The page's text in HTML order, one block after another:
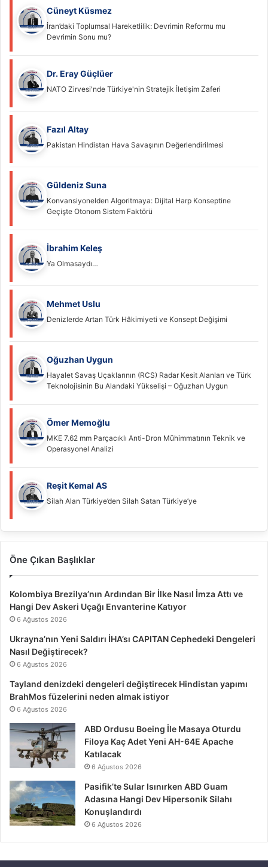
Cüneyt Küsmez
İran’daki Toplumsal Hareketlilik: Devrimin Reformu mu
Devrimin Sonu mu?
Dr. Eray Güçlüer
NATO Zirvesi'nde Türkiye'nin Stratejik İletişim Zaferi
Fazıl Altay
Pakistan Hindistan Hava Savaşının Değerlendirilmesi
Güldeniz Suna
Konvansiyonelden Algoritmaya: Dijital Harp Konseptine
Geçişte Otonom Sistem Faktörü
İbrahim Keleş
Ya Olmasaydı…
Mehmet Uslu
Denizlerde Artan Türk Hâkimiyeti ve Konsept Değişimi
Oğuzhan Uygun
Hayalet Savaş Uçaklarının (RCS) Radar Kesit Alanları ve Türk
Teknolojisinin Bu Alandaki Yükselişi – Oğuzhan Uygun
Ömer Memoğlu
MKE 7.62 mm Parçacıklı Anti-Dron Mühimmatının Teknik ve
Operasyonel Analizi
Reşit Kemal AS
Silah Alan Türkiye’den Silah Satan Türkiye’ye
Öne Çıkan Başlıklar
Kolombiya Brezilya’nın Ardından Bir İlke Nasıl İmza Attı ve
Hangi Dev Askeri Uçağı Envanterine Katıyor
6 Ağustos 2026
Ukrayna’nın Yeni Saldırı İHA’sı CAPITAN Cephedeki Dengeleri
Nasıl Değiştirecek?
6 Ağustos 2026
Tayland denizdeki dengeleri değiştirecek Hindistan yapımı
BrahMos füzelerini neden almak istiyor
6 Ağustos 2026
ABD Ordusu Boeing İle Masaya Oturdu
Filoya Kaç Adet Yeni AH-64E Apache
Katılacak
6 Ağustos 2026
Pasifik’te Sular Isınırken ABD Guam
Adasına Hangi Dev Hipersonik Silahı
Konuşlandırdı
6 Ağustos 2026